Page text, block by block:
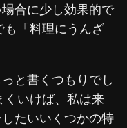
合に少し効果的で
「料理にうんざ
と書くつもりでし
いけば、私は来
たいいくつかの特